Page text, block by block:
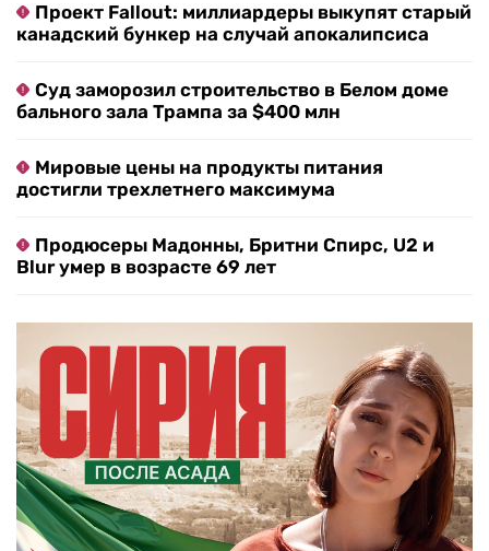
Проект Fallout: миллиардеры выкупят старый
канадский бункер на случай апокалипсиса
Суд заморозил строительство в Белом доме
бального зала Трампа за $400 млн
Мировые цены на продукты питания
достигли трехлетнего максимума
Продюсеры Мадонны, Бритни Спирс, U2 и
Blur умер в возрасте 69 лет